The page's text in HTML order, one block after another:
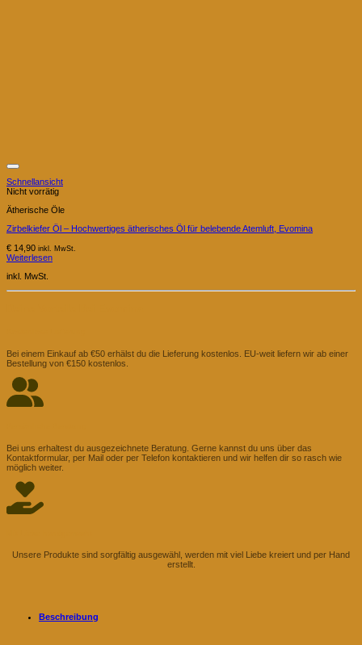
Schnellansicht
Nicht vorrätig
Ätherische Öle
Zirbelkiefer Öl – Hochwertiges ätherisches Öl für belebende Atemluft, Evomina
€ 14,90 inkl. MwSt.
Weiterlesen
inkl. MwSt.
Bei einem Einkauf ab €50 erhälst du die Lieferung kostenlos. EU-weit liefern wir ab einer
Bestellung von €150 kostenlos.
Bei uns erhaltest du ausgezeichnete Beratung. Gerne kannst du uns über das
Kontaktformular, per Mail oder per Telefon kontaktieren und wir helfen dir so rasch wie
möglich weiter.
Unsere Produkte sind sorgfältig ausgewähl, werden mit viel Liebe kreiert und per Hand
erstellt.
Beschreibung